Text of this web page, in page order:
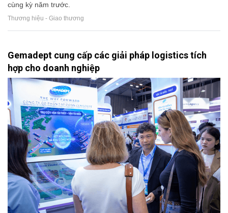
cùng kỳ năm trước.
Thương hiệu - Giao thương
Gemadept cung cấp các giải pháp logistics tích
hợp cho doanh nghiệp